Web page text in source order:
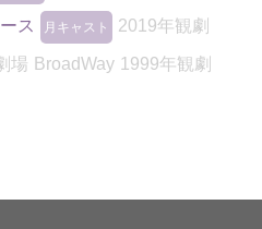
ス 月キャスト 2019年観劇
場 BroadWay 1999年観劇